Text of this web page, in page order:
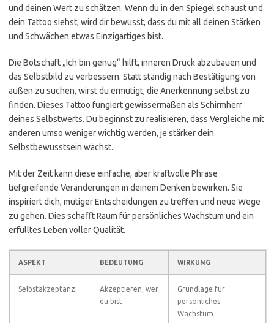
und deinen Wert zu schätzen. Wenn du in den Spiegel schaust und
dein Tattoo siehst, wird dir bewusst, dass du mit all deinen Stärken
und Schwächen etwas Einzigartiges bist.
Die Botschaft „Ich bin genug“ hilft, inneren Druck abzubauen und
das Selbstbild zu verbessern. Statt ständig nach Bestätigung von
außen zu suchen, wirst du ermutigt, die Anerkennung selbst zu
finden. Dieses Tattoo fungiert gewissermaßen als Schirmherr
deines Selbstwerts. Du beginnst zu realisieren, dass Vergleiche mit
anderen umso weniger wichtig werden, je stärker dein
Selbstbewusstsein wächst.
Mit der Zeit kann diese einfache, aber kraftvolle Phrase
tiefgreifende Veränderungen in deinem Denken bewirken. Sie
inspiriert dich, mutiger Entscheidungen zu treffen und neue Wege
zu gehen. Dies schafft Raum für persönliches Wachstum und ein
erfülltes Leben voller Qualität.
ASPEKT BEDEUTUNG WIRKUNG
Selbstakzeptanz
Akzeptieren, wer
du bist
Grundlage für
persönliches
Wachstum